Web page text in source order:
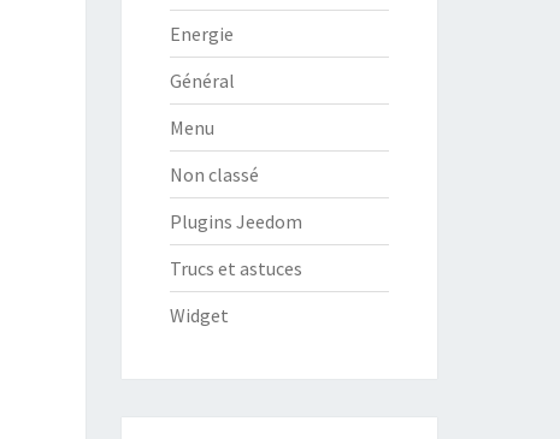
Energie
Général
Menu
Non classé
Plugins Jeedom
Trucs et astuces
Widget